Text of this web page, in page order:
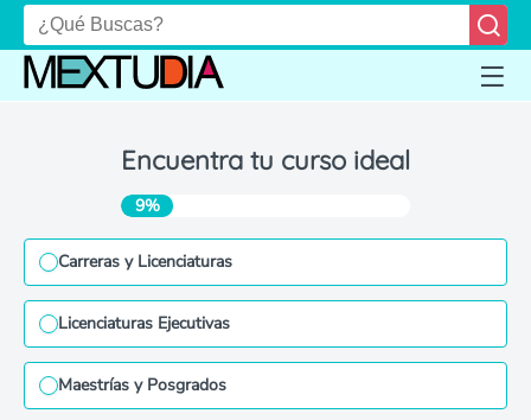
Encuentra tu curso ideal
9%
Carreras y Licenciaturas
Licenciaturas Ejecutivas
Maestrías y Posgrados